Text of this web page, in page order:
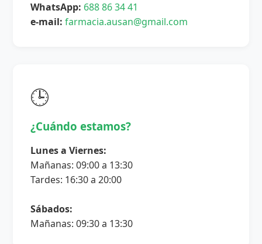
WhatsApp: 688 86 34 41
e-mail: farmacia.ausan@gmail.com
🕒
¿Cuándo estamos?
Lunes a Viernes:
Mañanas: 09:00 a 13:30
Tardes: 16:30 a 20:00
Sábados:
Mañanas: 09:30 a 13:30